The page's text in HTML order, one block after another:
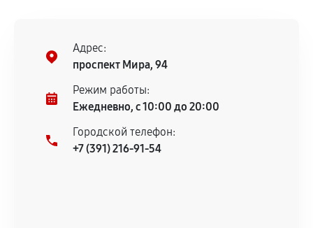
центром.
При этом гарантия на сами комплектующие
продавца. За качество сторонних деталей
сервисный центр ответственности не несет.
Адрес:
проспект Мира, 94
Режим работы:
Ежедневно, с 10:00 до 20:00
Городской телефон:
+7 (391) 216-91-54